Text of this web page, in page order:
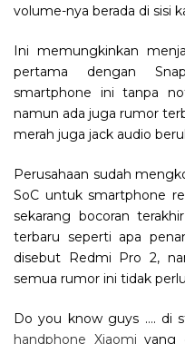
volume-nya berada di sisi
Ini memungkinkan
pertama dengan
smartphone ini tanpa
namun ada juga rumor
merah juga jack audio
Perusahaan sudah
SoC untuk smartphone
sekarang bocoran
terbaru seperti apa
disebut Redmi Pro 2,
semua rumor ini tidak
Do you know guys …. di
handphone Xiaomi yang